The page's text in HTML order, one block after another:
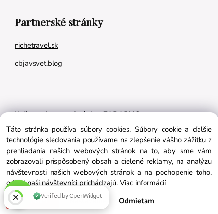
Partnerské stránky
nichetravel.sk
objavsvet.blog
Naše appky pre vás úplne ZADARMO:
Tréningový plán na mieru
BMI kalkulačka
Vygeneruj si výživový plán na mieru
Vytvorené systémom ClickEshop.sk
Táto stránka používa súbory cookies. Súbory cookie a ďalšie
technológie sledovania používame na zlepšenie vášho zážitku z
prehliadania našich webových stránok na to, aby sme vám
zobrazovali prispôsobený obsah a cielené reklamy, na analýzu
návštevnosti našich webových stránok a na pochopenie toho,
odkiaľ naši návštevníci prichádzajú. Viac informácií
Súhlasím
Nastavenie Odmietam